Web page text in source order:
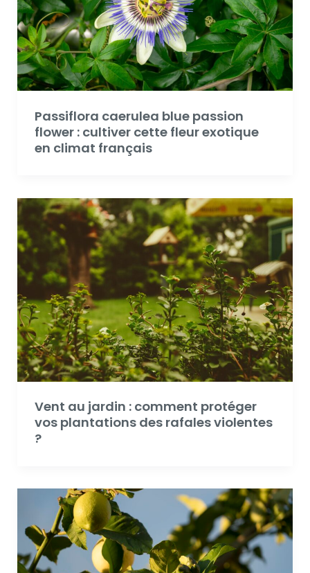
Passiflora caerulea blue passion
flower : cultiver cette fleur exotique
en climat français
Vent au jardin : comment protéger
vos plantations des rafales violentes
?